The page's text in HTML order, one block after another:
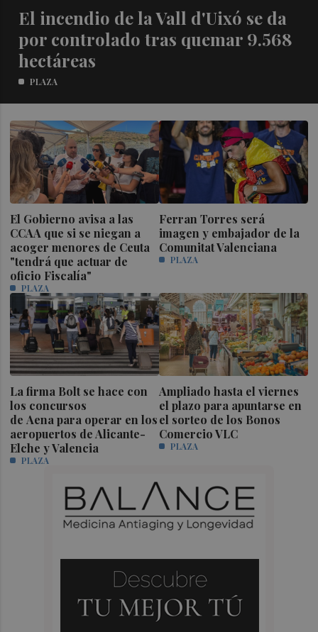
El incendio de la Vall d'Uixó se da
por controlado tras quemar 9.568
hectáreas
PLAZA
El Gobierno avisa a las
CCAA que si se niegan a
acoger menores de Ceuta
"tendrá que actuar de
oficio Fiscalía"
PLAZA
Ferran Torres será
imagen y embajador de la
Comunitat Valenciana
PLAZA
La firma Bolt se hace con
los concursos
de Aena para operar en los
aeropuertos de Alicante-
Elche y Valencia
PLAZA
Ampliado hasta el viernes
el plazo para apuntarse en
el sorteo de los Bonos
Comercio VLC
PLAZA